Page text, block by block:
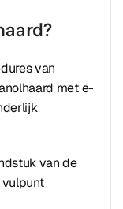
van
met e-
van de